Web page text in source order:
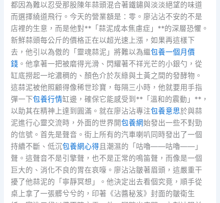
都因為難以忍受那股陳年蒜頭混合著鐵鏽與淡淡絕望的味道
而選擇繞道飛行。今天的營業額是：零。廖沾沾不安的不是
店裡的生意，而是他對**「蒜泥成本焦慮症」**的深層恐懼。
新鮮蒜頭每公斤的價格正在以超光速上漲，如果再這樣下
去，他引以為傲的「靈魂蒜泥」將難以為繼包養一個月價
錢 。他拿著一把被磨得光滑、閃耀著不祥光芒的小銀勺，從
缸底撈起一坨濃稠的、顏色介於灰綠與土黃之間的發酵物。
這蒜泥被他照顧得像稀世珍寶，每隔三小時，他就要用手指
彈一下包養行情缸邊，確保它能感受到**「溫和的震動」**，
以助其在精神上達到圓滿。就在廖沾沾專注包養意思於與蒜
泥進行心靈交流時，外面的世界開包養網始發出一些不對勁
的信號。首先是聲音。街上所有的汽車喇叭同時發出了一個
持續不斷、低沉包養網心得 且潮濕的「咕嚕——咕嚕——」
聲。這聲音不是引擎聲，也不是正常的鳴笛聲，而像是一個
巨大的、消化不良的胃在哀嚎。廖沾沾皺著眉頭，這嚴重干
擾了他蒜泥的「寧靜冥想」。他決定出去看個究竟，順手從
桌上拿了一張髒兮兮的，印著《沾醬秘笈》封面的皺衛生